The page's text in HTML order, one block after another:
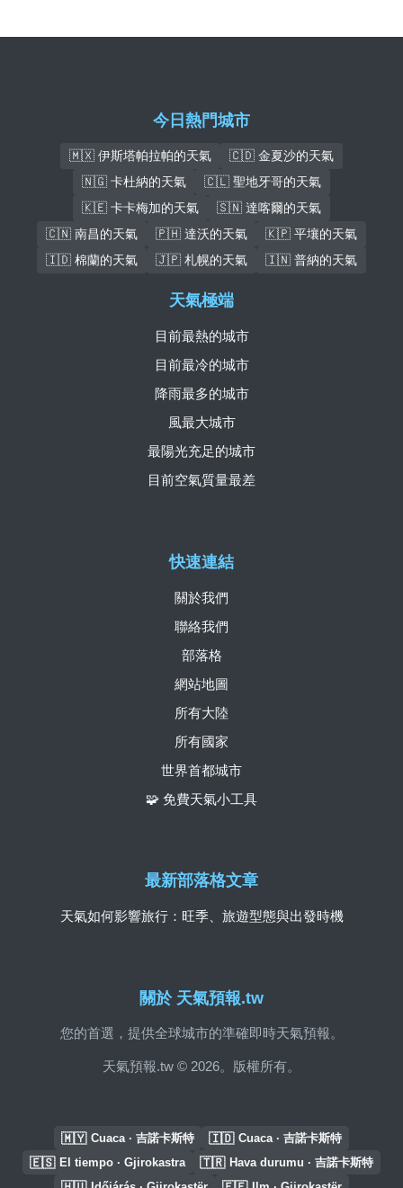
今日熱門城市
🇲🇽 伊斯塔帕拉帕的天氣
🇨🇩 金夏沙的天氣
🇳🇬 卡杜納的天氣
🇨🇱 聖地牙哥的天氣
🇰🇪 卡卡梅加的天氣
🇸🇳 達喀爾的天氣
🇨🇳 南昌的天氣
🇵🇭 達沃的天氣
🇰🇵 平壤的天氣
🇮🇩 棉蘭的天氣
🇯🇵 札幌的天氣 🇮🇳 普納的天氣
關於 天氣預報.tw
您的首選，提供全球城市的準確即時天氣預報。
天氣預報.tw © 2026。版權所有。
快速連結
關於我們
聯絡我們
部落格
網站地圖
所有大陸
所有國家
世界首都城市
🧩 免費天氣小工具
天氣極端
目前最熱的城市
目前最冷的城市
降雨最多的城市
風最大城市
最陽光充足的城市
目前空氣質量最差
最新部落格文章
天氣如何影響旅行：旺季、旅遊型態與出發時機
🇲🇾 Cuaca · 吉諾卡斯特 🇮🇩 Cuaca · 吉諾卡斯特
🇪🇸 El tiempo · Gjirokastra 🇹🇷 Hava durumu · 吉諾卡斯特